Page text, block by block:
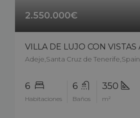
2.550.000€
Adeje,Santa Cruz de Tenerife,Spain
6
Habitaciones
6
Baños
350
m²